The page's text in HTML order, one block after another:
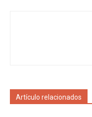
Artículo relacionados